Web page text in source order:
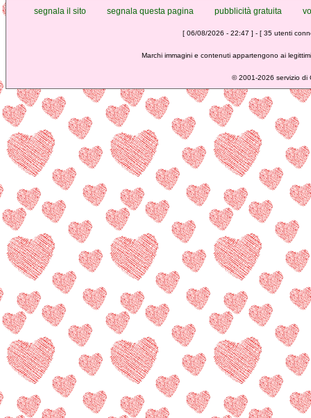
segnala il sito segnala questa pagina pubblicità gratuita
[ 06/08/2026 - 22:47 ] - [ 35 utenti
Marchi immagini e contenuti appartengono ai
©2001-2026 servizio di